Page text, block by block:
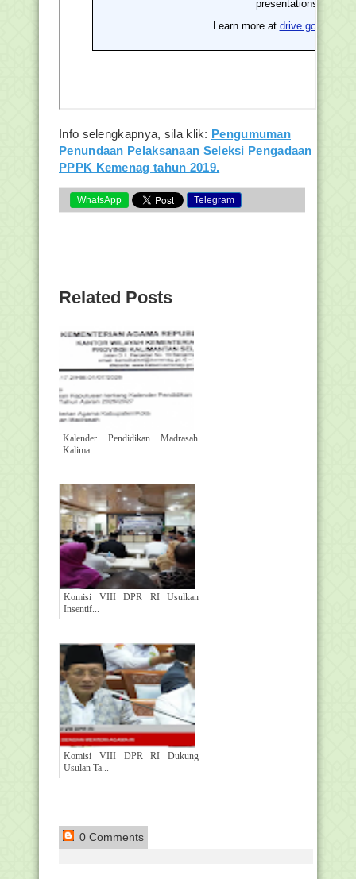
Info selengkapnya, sila klik: Pengumuman
Penundaan Pelaksanaan Seleksi Pengadaan
PPPK Kemenag tahun 2019.
WhatsApp Telegram
Related Posts
Kalender Pendidikan Madrasah
Kalima...
Komisi VIII DPR RI Usulkan
Insentif...
Komisi VIII DPR RI Dukung
Usulan Ta...
0 Comments